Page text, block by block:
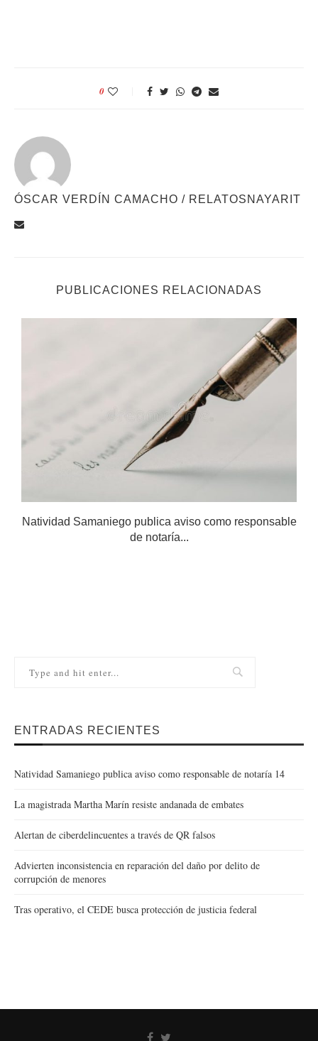
0
ÓSCAR VERDÍN CAMACHO / RELATOSNAYARIT
PUBLICACIONES RELACIONADAS
Natividad Samaniego publica aviso como responsable
de notaría...
ENTRADAS RECIENTES
Natividad Samaniego publica aviso como responsable de notaría 14
La magistrada Martha Marín resiste andanada de embates
Alertan de ciberdelincuentes a través de QR falsos
Advierten inconsistencia en reparación del daño por delito de
corrupción de menores
Tras operativo, el CEDE busca protección de justicia federal